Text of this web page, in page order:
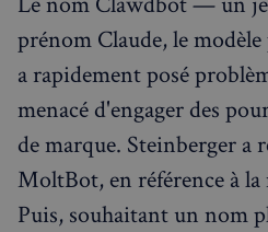
prénom Claude, le
a rapidement posé
menacé d'engager des
de marque. Steinberger a
MoltBot, en référence à la
Puis, souhaitant un nom